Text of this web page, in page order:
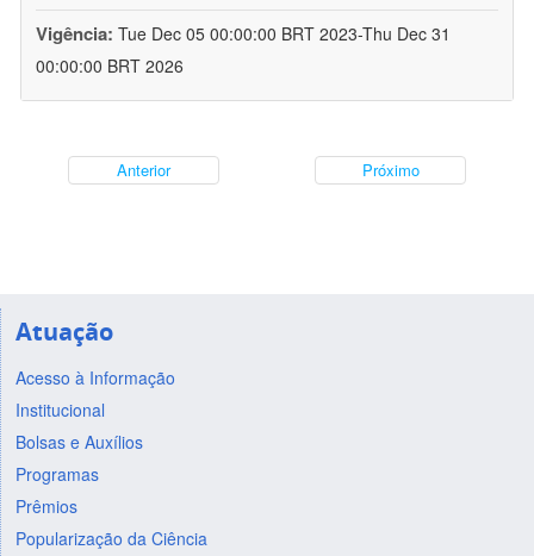
Vigência: Tue Dec 05 00:00:00 BRT 2023-Thu Dec 31
00:00:00 BRT 2026
Anterior Próximo
Atuação
Acesso à Informação
Institucional
Bolsas e Auxílios
Programas
Prêmios
Popularização da Ciência